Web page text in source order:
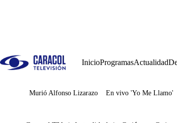
InicioProgramasActualidad
Juegos
Murió Alfonso Lizarazo En vivo 'Yo Me Llamo'